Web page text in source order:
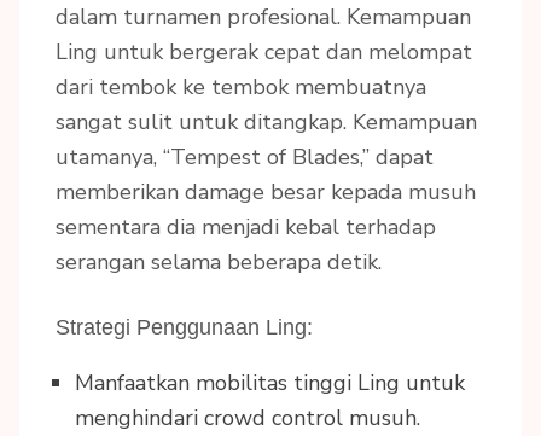
dalam turnamen profesional. Kemampuan
Ling untuk bergerak cepat dan melompat
dari tembok ke tembok membuatnya
sangat sulit untuk ditangkap. Kemampuan
utamanya, “Tempest of Blades,” dapat
memberikan damage besar kepada musuh
sementara dia menjadi kebal terhadap
serangan selama beberapa detik.
Strategi Penggunaan Ling:
Manfaatkan mobilitas tinggi Ling untuk
menghindari crowd control musuh.